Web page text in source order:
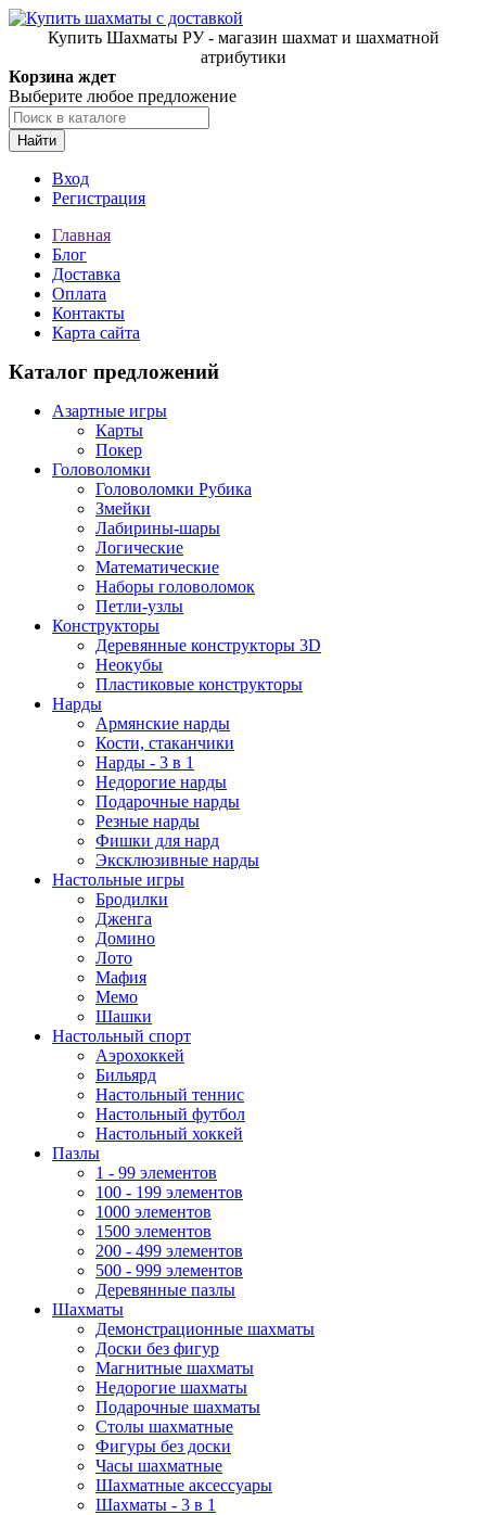
Купить Шахматы РУ - магазин шахмат и шахматной
атрибутики
Корзина ждет
Выберите любое предложение
Найти
Вход
Регистрация
Главная
Блог
Доставка
Оплата
Контакты
Карта сайта
Каталог предложений
Азартные игры
Карты
Покер
Головоломки
Головоломки Рубика
Змейки
Лабирины-шары
Логические
Математические
Наборы головоломок
Петли-узлы
Конструкторы
Деревянные конструкторы 3D
Неокубы
Пластиковые конструкторы
Нарды
Армянские нарды
Кости, стаканчики
Нарды - 3 в 1
Недорогие нарды
Подарочные нарды
Резные нарды
Фишки для нард
Эксклюзивные нарды
Настольные игры
Бродилки
Дженга
Домино
Лото
Мафия
Мемо
Шашки
Настольный спорт
Аэрохоккей
Бильярд
Настольный теннис
Настольный футбол
Настольный хоккей
Пазлы
1 - 99 элементов
100 - 199 элементов
1000 элементов
1500 элементов
200 - 499 элементов
500 - 999 элементов
Деревянные пазлы
Шахматы
Демонстрационные шахматы
Доски без фигур
Магнитные шахматы
Недорогие шахматы
Подарочные шахматы
Столы шахматные
Фигуры без доски
Часы шахматные
Шахматные аксессуары
Шахматы - 3 в 1